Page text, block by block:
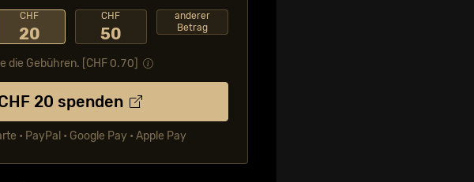
CHF
20
CHF
50
anderer
Betrag
die Gebühren. [CHF0.70
20 spenden
• PayPal • Google Pay • Apple Pay